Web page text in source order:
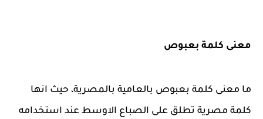
معنى كلمة بعبوص
ما معنى كلمة بعبوص بالعامية بالمصرية، حيث انها
كلمة مصرية تطلق على الصباع الاوسط عند استخدامه